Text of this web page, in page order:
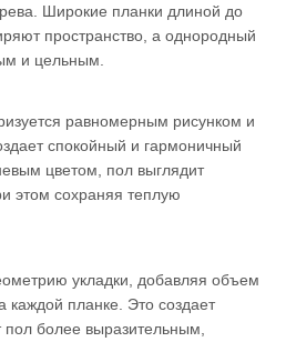
Широкие планки длиной до
пространство, а однородный
и цельным.
равномерным рисунком и
спокойный и гармоничный
цветом, пол выглядит
этом сохраняя теплую
укладки, добавляя объем
каждой планке. Это создает
более выразительным,